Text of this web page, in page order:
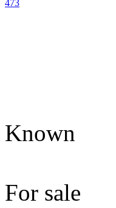
473
Known
For sale